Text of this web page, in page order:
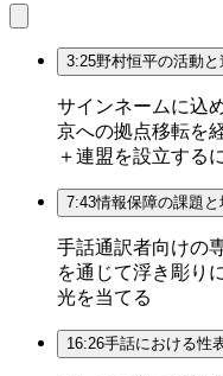
3:25野村恒平の活動
サインネームに込
京への拠点移転を
＋連盟を設立する
7:43情報保障の課題
手話通訳者向けの
を通じて浮き彫り
光を当てる
16:26手話における性